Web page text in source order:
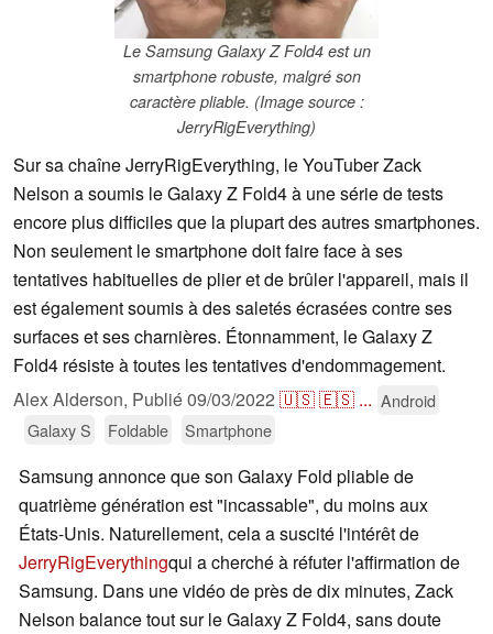
Le Samsung Galaxy Z Fold4 est un
smartphone robuste, malgré son
caractère pliable. (Image source :
JerryRigEverything)
Sur sa chaîne JerryRigEverything, le YouTuber Zack
Nelson a soumis le Galaxy Z Fold4 à une série de tests
encore plus difficiles que la plupart des autres smartphones.
Non seulement le smartphone doit faire face à ses
tentatives habituelles de plier et de brûler l'appareil, mais il
est également soumis à des saletés écrasées contre ses
surfaces et ses charnières. Étonnamment, le Galaxy Z
Fold4 résiste à toutes les tentatives d'endommagement.
Alex Alderson, Publié09/03/2022 🇺🇸🇪🇸 ... Android
Galaxy S
Foldable Smartphone
Samsung annonce que son Galaxy Fold pliable de
quatrième génération est "incassable", du moins aux
États-Unis. Naturellement, cela a suscité l'intérêt de
JerryRigEverythingqui a cherché à réfuter l'affirmation de
Samsung. Dans une vidéo de près de dix minutes, Zack
Nelson balance tout sur le Galaxy Z Fold4, sans doute